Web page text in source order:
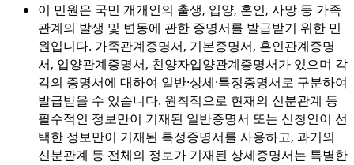
이 민원은 국민 개개인의 출생, 입양, 혼인, 사망 등 가족
관계의 발생 및 변동에 관한 증명서를 발급받기 위한 민
원입니다. 가족관계증명서, 기본증명서, 혼인관계증명
서, 입양관계증명서, 친양자입양관계증명서가 있으며 각
각의 증명서에 대하여 일반·상세·특정증명서로 구분하여
발급받을 수 있습니다. 원칙적으로 현재의 신분관계 등
필수적인 정보만이 기재된 일반증명서 또는 신청인이 선
택한 정보만이 기재된 특정증명서를 사용하고, 과거의
신분관계 등 전체의 정보가 기재된 상세증명서는 특별한